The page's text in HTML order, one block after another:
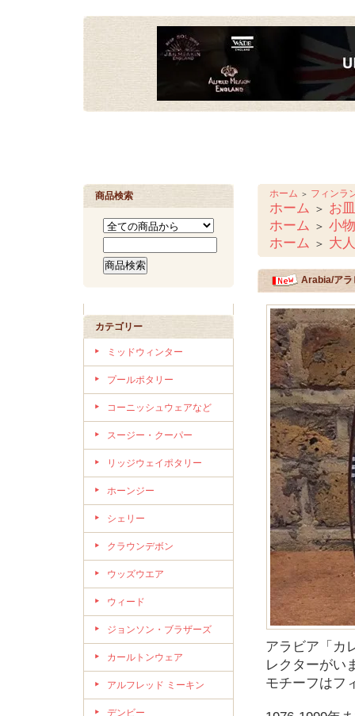
商品検索
カテゴリー
ミッドウィンター
プールポタリー
コーニッシュウェアなど
スージー・クーパー
リッジウェイポタリー
ホーンジー
シェリー
クラウンデボン
ウッズウエア
ウィード
ジョンソン・ブラザーズ
カールトンウェア
アルフレッド ミーキン
デンビー
ホーム ＞ フィンラ
ホーム ＞ お皿
ホーム ＞ 小
ホーム ＞ 大
Arabia/アラ
アラビア「カ
レクターがい
モチーフはフ